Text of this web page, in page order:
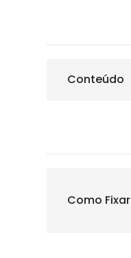
Conteúdo
Como Fixar